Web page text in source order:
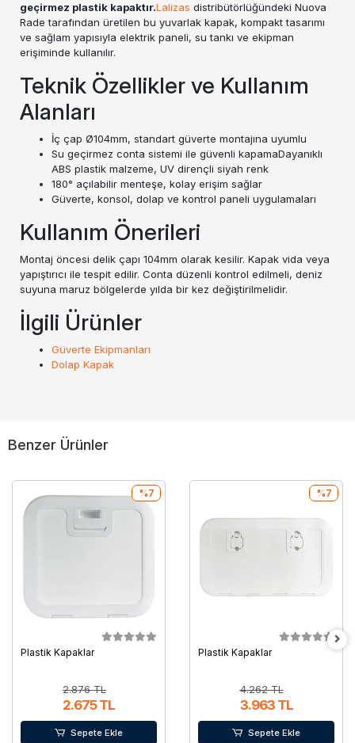
geçirmez plastik kapaktır.Lalizas distribütörlüğündeki Nuova
Rade tarafından üretilen bu yuvarlak kapak, kompakt tasarımı
ve sağlam yapısıyla elektrik paneli, su tankı ve ekipman
erişiminde kullanılır.
Teknik Özellikler ve Kullanım
Alanları
İç çap Ø104mm, standart güverte montajına uyumlu
Su geçirmez conta sistemi ile güvenli kapamaDayanıklı
ABS plastik malzeme, UV dirençli siyah renk
180° açılabilir menteşe, kolay erişim sağlar
Güverte, konsol, dolap ve kontrol paneli uygulamaları
Kullanım Önerileri
Montaj öncesi delik çapı 104mm olarak kesilir. Kapak vida veya
yapıştırıcı ile tespit edilir. Conta düzenli kontrol edilmeli, deniz
suyuna maruz bölgelerde yılda bir kez değiştirilmelidir.
İlgili Ürünler
Güverte Ekipmanları
Dolap Kapak
Benzer Ürünler
Plastik Kapaklar
2.876 TL
2.675 TL
%7
Sepete Ekle
Plastik Kapaklar
4.262 TL
3.963 TL
%7
Sepete Ekle